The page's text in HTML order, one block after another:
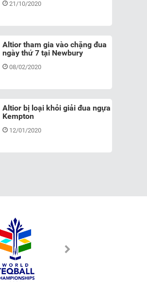
21/10/2020
Altior tham gia vào chặng đua
ngày thứ 7 tại Newbury
08/02/2020
Altior bị loại khỏi giải đua ngựa
Kempton
12/01/2020